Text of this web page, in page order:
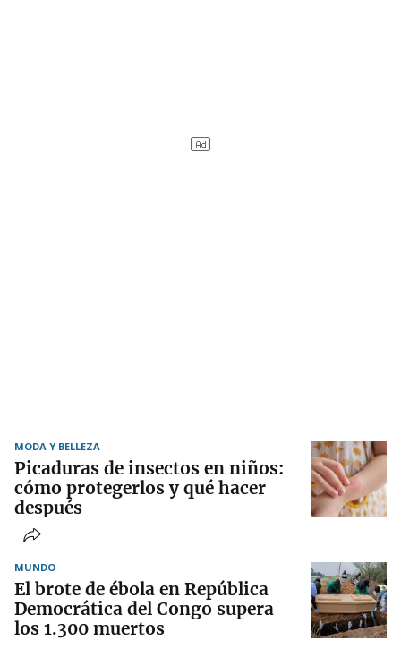
MODA Y BELLEZA
Picaduras de insectos en niños:
cómo protegerlos y qué hacer
después
MUNDO
El brote de ébola en República
Democrática del Congo supera
los 1.300 muertos